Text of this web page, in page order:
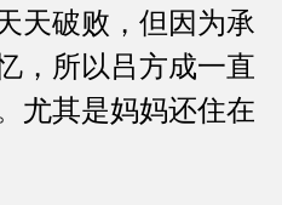
天破败，但因为承
，所以吕方成一直
尤其是妈妈还住在